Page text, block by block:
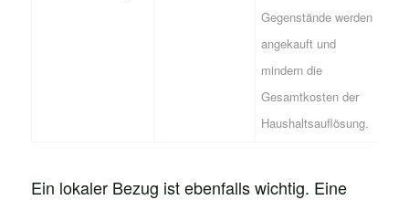
Gegenstände werden
angekauft und
mindern die
Gesamtkosten der
Haushaltsauflösung.
Ein lokaler Bezug ist ebenfalls wichtig. Eine